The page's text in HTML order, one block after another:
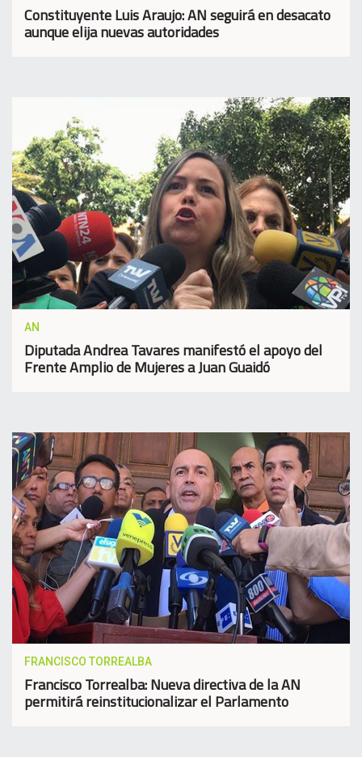
Constituyente Luis Araujo: AN seguirá en desacato
aunque elija nuevas autoridades
AN
Diputada Andrea Tavares manifestó el apoyo del
Frente Amplio de Mujeres a Juan Guaidó
FRANCISCO TORREALBA
Francisco Torrealba: Nueva directiva de la AN
permitirá reinstitucionalizar el Parlamento